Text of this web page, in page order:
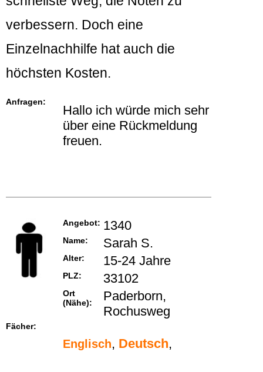
verbessern. Doch eine
Einzelnachhilfe hat auch die
höchsten Kosten.
Anfragen:
Hallo ich würde mich sehr
über eine Rückmeldung
freuen.
Angebot: 1340
Name: Sarah S.
Alter: 15-24 Jahre
PLZ: 33102
Ort
(Nähe):
Paderborn,
Rochusweg
Fächer:
Englisch, Deutsch,